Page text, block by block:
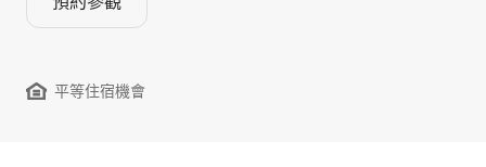
平等住宿機會